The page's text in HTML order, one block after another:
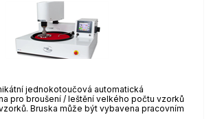
jednokotoučová automatická
pro broušení / leštění velkého počtu vzorků
Bruska může být vybavena pracovním